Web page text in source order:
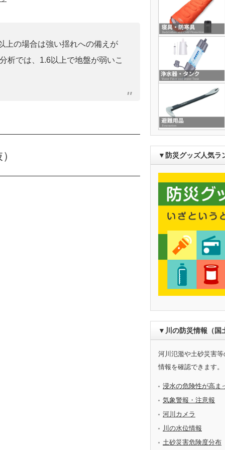
上の場合は強い揺れへの備えが
析では、1.6以上で地盤が弱いこ
▼防災グッズ人気ラ
▼川の防災情報（国
河川氾濫や土砂災害
情報を確認できます。
浸水の危険性が高ま
気象警報・注意報
河川カメラ
川の水位情報
土砂災害危険度分布